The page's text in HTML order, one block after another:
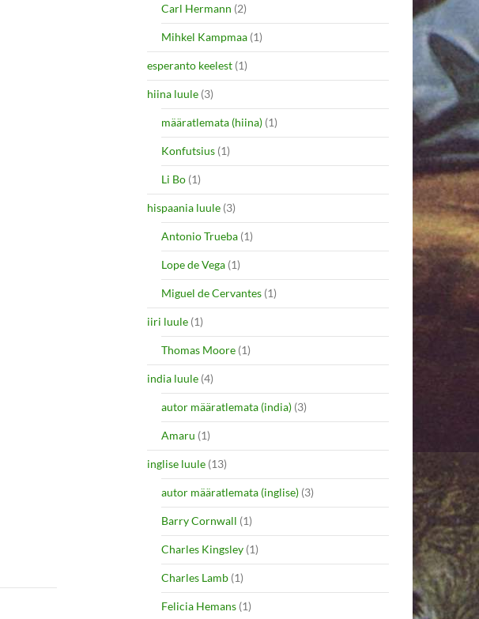
Carl Hermann (2)
Mihkel Kampmaa (1)
esperanto keelest (1)
hiina luule (3)
määratlemata (hiina) (1)
Konfutsius (1)
Li Bo (1)
hispaania luule (3)
Antonio Trueba (1)
Lope de Vega (1)
Miguel de Cervantes (1)
iiri luule (1)
Thomas Moore (1)
india luule (4)
autor määratlemata (india) (3)
Amaru (1)
inglise luule (13)
autor määratlemata (inglise) (3)
Barry Cornwall (1)
Charles Kingsley (1)
Charles Lamb (1)
Felicia Hemans (1)